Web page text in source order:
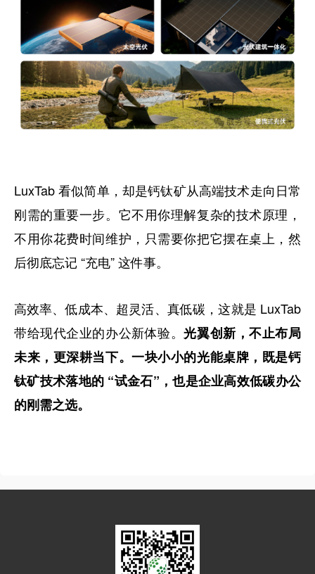
LuxTab 看似简单，却是钙钛矿从高端技术走向日常
刚需的重要一步。它不用你理解复杂的技术原理，
不用你花费时间维护，只需要你把它摆在桌上，然
后彻底忘记 “充电” 这件事。
高效率、低成本、超灵活、真低碳，这就是 LuxTab
带给现代企业的办公新体验。光翼创新，不止布局
未来，更深耕当下。一块小小的光能桌牌，既是钙
钛矿技术落地的 “试金石”，也是企业高效低碳办公
的刚需之选。